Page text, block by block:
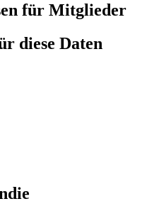
für Mitglieder
diese Daten